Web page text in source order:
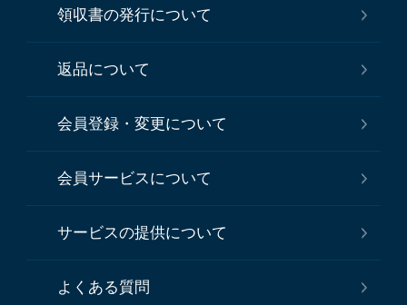
領収書の発行について
返品について
会員登録・変更について
会員サービスについて
サービスの提供について
よくある質問